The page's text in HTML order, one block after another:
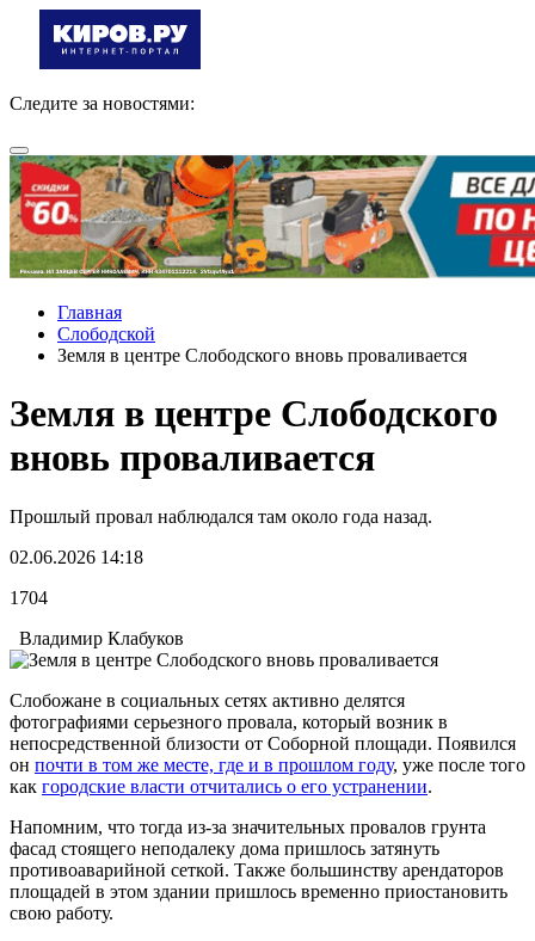
Следите за новостями:
Главная
Слободской
Земля в центре Слободского вновь проваливается
Земля в центре Слободского
вновь проваливается
Прошлый провал наблюдался там около года назад.
02.06.2026 14:18
1704
Владимир Клабуков
Слобожане в социальных сетях активно делятся
фотографиями серьезного провала, который возник в
непосредственной близости от Соборной площади. Появился
он почти в том же месте, где и в прошлом году, уже после того
как городские власти отчитались о его устранении.
Напомним, что тогда из-за значительных провалов грунта
фасад стоящего неподалеку дома пришлось затянуть
противоаварийной сеткой. Также большинству арендаторов
площадей в этом здании пришлось временно приостановить
свою работу.